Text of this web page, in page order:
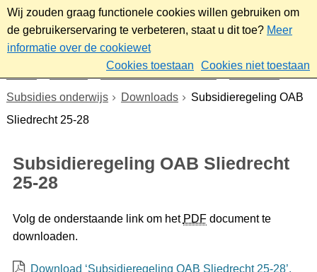
Wij zouden graag functionele cookies willen gebruiken om
de gebruikerservaring te verbeteren, staat u dit toe? Meer
informatie over de cookiewet
Cookies toestaan
Cookies niet toestaan
Ontmoeten & meedoen
Subsidies
Subsidies onderwijs
Downloads
Subsidieregeling OAB
Sliedrecht 25-28
Subsidieregeling OAB Sliedrecht
25-28
Volg de onderstaande link om het PDFdocument te
downloaden.
Download ‘Subsidieregeling OAB Sliedrecht 25-28’,